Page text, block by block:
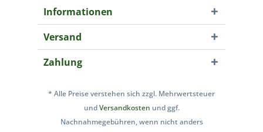
Informationen
Versand
Zahlung
* Alle Preise verstehen sich zzgl. Mehrwertsteuer
undVersandkosten und ggf.
Nachnahmegebühren, wenn nicht anders